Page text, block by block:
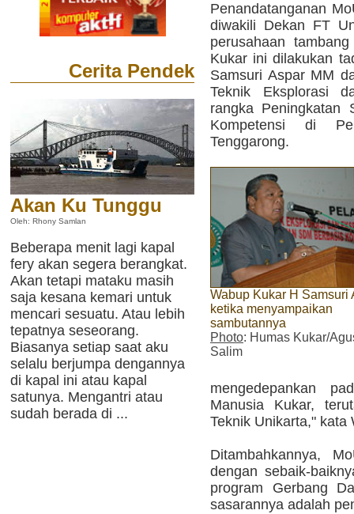
Cerita Pendek
Akan Ku Tunggu
Oleh: Rhony Samlan
Beberapa menit lagi kapal
fery akan segera berangkat.
Akan tetapi mataku masih
saja kesana kemari untuk
mencari sesuatu. Atau lebih
tepatnya seseorang.
Biasanya setiap saat aku
selalu berjumpa dengannya
di kapal ini atau kapal
satunya. Mengantri atau
sudah berada di ...
Penandatanganan
diwakili Dekan FT
perusahaan
Kukar ini dilakukan
Samsuri Aspar MM
Teknik Eksplorasi
rangka Peningkatan
Kompetensi di
Tenggarong.
Wabup Kukar H Samsuri
ketika menyampaikan
sambutannya
Photo: Humas Kukar/
Salim
mengedepankan
Manusia Kukar,
Teknik Unikarta," kata
Ditambahkannya,
dengan sebaik-
program Gerbang
sasarannya adalah